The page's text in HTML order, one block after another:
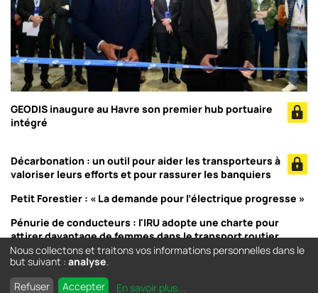
GEODIS inaugure au Havre son premier hub portuaire
intégré
Décarbonation : un outil pour aider les transporteurs à
valoriser leurs efforts et pour rassurer les banquiers
Petit Forestier : « La demande pour l’électrique progresse »
Pénurie de conducteurs : l'IRU adopte une charte pour
attirer davantage de femmes dans le transport routier
Nous collectons et traitons vos informations personnelles dans le
but suivant : analyse.
Refuser
Accepter En savoir plus